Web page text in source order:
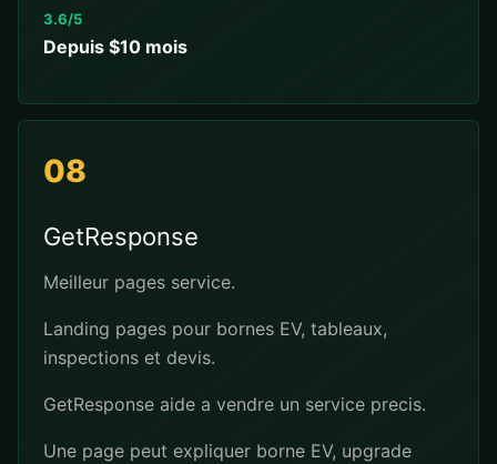
3.6/5
Depuis $10 mois
08
GetResponse
Meilleur pages service.
Landing pages pour bornes EV, tableaux,
inspections et devis.
GetResponse aide a vendre un service precis.
Une page peut expliquer borne EV, upgrade